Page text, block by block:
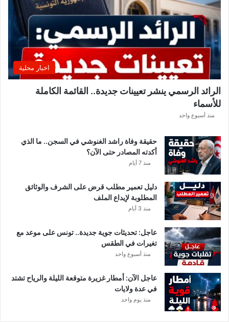
اخبار محلية
الرائد الرسمي ينشر تعيينات جديدة.. القائمة الكاملة
للأسماء
منذ أسبوع واحد
حقيقة وفاة راشد الغنوشي في السجن.. ما الذي
أكدته المصادر حتى الآن؟
منذ 7 أيام
دليل تعمير مطلب قرض على الشرف والوثائق
المطلوبة لإيداع الملف
منذ 3 أيام
عاجل: تحديثات جوية جديدة.. تونس على موعد مع
تغيرات في الطقس
منذ أسبوع واحد
عاجل الآن: أمطار غزيرة متوقعة الليلة والرياح تشتد
في عدة ولايات
منذ يوم واحد